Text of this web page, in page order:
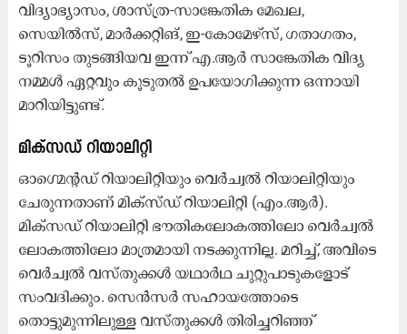
വിദ്യാഭ്യാസം, ശാസ്ത്ര-സാങ്കേതിക മേഖല,
സെയിൽസ്, മാർക്കറ്റിങ്, ഇ-കോമേഴ്സ്, ഗതാഗതം,
ടൂറിസം തുടങ്ങിയവ ഇന്ന് എ.ആർ സാങ്കേതിക വിദ്യ
നമ്മൾ ഏറ്റവും കൂടുതൽ ഉപയോഗിക്കുന്ന ഒന്നായി
മാറിയിട്ടുണ്ട്.
മിക്സഡ് റിയാലിറ്റി
ഓഗ്മെന്റഡ് റിയാലിറ്റിയും വെർച്വൽ റിയാലിറ്റിയും
ചേരുന്നതാണ് മിക്സ്ഡ് റിയാലിറ്റി (എം.ആർ).
മിക്സഡ് റിയാലിറ്റി ഭൗതികലോകത്തിലോ വെർച്വൽ
ലോകത്തിലോ മാത്രമായി നടക്കുന്നില്ല. മറിച്ച്, അവിടെ
വെർച്വൽ വസ്തുക്കൾ യഥാർഥ ചുറ്റുപാടുകളോട്
സംവദിക്കും. സെൻസർ സഹായത്തോടെ
തൊട്ടുമുന്നിലുള്ള വസ്തുക്കൾ തിരിച്ചറിഞ്ഞ്